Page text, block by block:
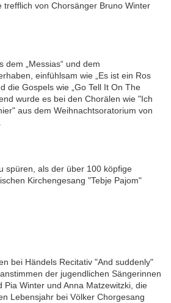
trefflich von Chorsänger Bruno Winter
dem „Messias“ und dem
einfühlsam wie „Es ist ein Ros
die Gospels wie „Go Tell It On The
wurde es bei den Chorälen wie "Ich
aus dem Weihnachtsoratorium von
spüren, als der über 100 köpfige
Kirchengesang "Tebje Pajom"
bei Händels Recitativ "And suddenly"
der jugendlichen Sängerinnen
Pia Winter und Anna Matzewitzki, die
Lebensjahr bei Völker Chorgesang